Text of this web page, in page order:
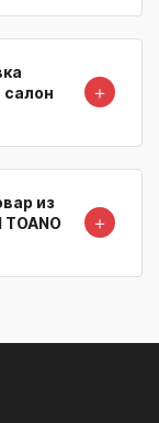
салон
＋
из
＋